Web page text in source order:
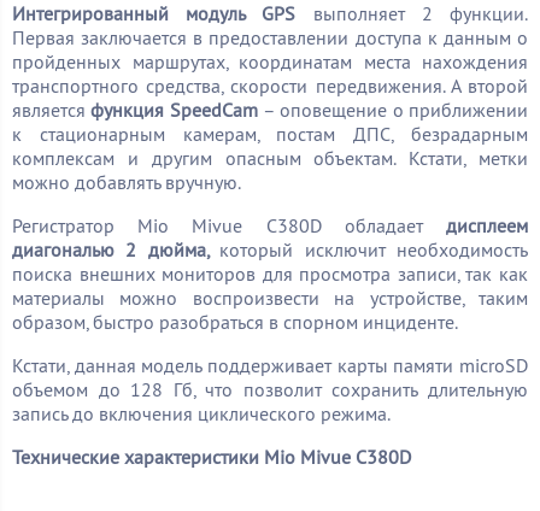
Интегрированный модуль GPS выполняет 2 функции.
Первая заключается в предоставлении доступа к данным о
пройденных маршрутах, координатам места нахождения
транспортного средства, скорости передвижения. А второй
являетсяфункция SpeedCam – оповещение о приближении
к стационарным камерам, постам ДПС, безрадарным
комплексам и другим опасным объектам. Кстати, метки
можно добавлять вручную.
Регистратор Mio Mivue C380D обладает дисплеем
диагональю 2 дюйма, который исключит необходимость
поиска внешних мониторов для просмотра записи, так как
материалы можно воспроизвести на устройстве, таким
образом, быстро разобраться в спорном инциденте.
Кстати, данная модель поддерживает карты памяти microSD
объемом до 128 Гб, что позволит сохранить длительную
запись до включения циклического режима.
Технические характеристики Mio Mivue C380D